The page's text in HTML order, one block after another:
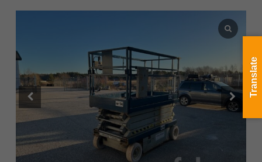
Translate